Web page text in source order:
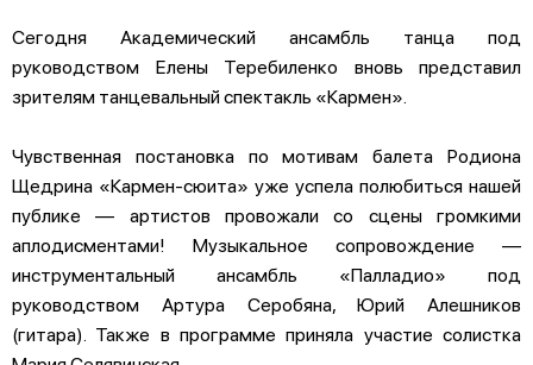
Сегодня Академический ансамбль танца под
руководством Елены Теребиленко вновь представил
зрителям танцевальный спектакль «Кармен».
Чувственная постановка по мотивам балета Родиона
Щедрина «Кармен-сюита» уже успела полюбиться нашей
публике — артистов провожали со сцены громкими
аплодисментами! Музыкальное сопровождение —
инструментальный ансамбль «Палладио» под
руководством Артура Серобяна, Юрий Алешников
(гитара). Также в программе приняла участие солистка